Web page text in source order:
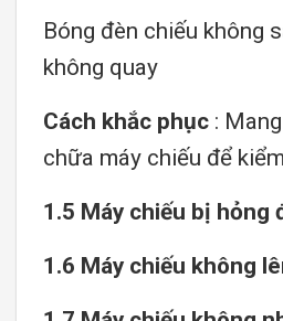
Bóng đèn chiếu không
không quay
Cách khắc phục :
chữa máy chiếu để
1.5 Máy chiếu bị hỏng
1.6 Máy chiếu không